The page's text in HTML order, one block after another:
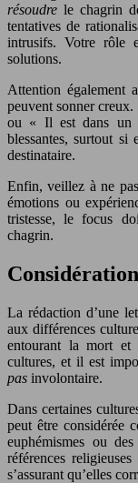
résoudre le chagrin
tentatives de
intrusifs. Votre rôle
solutions.
Attention également
peuvent sonner creux.
ou « Il est dans un
blessantes, surtout si
destinataire.
Enfin, veillez à ne
émotions ou
tristesse, le focus
chagrin.
La rédaction d’une
aux différences
entourant la mort et
cultures, et il est
pas involontaire.
Dans certaines
peut être considérée
euphémismes ou
références
s’assurant qu’elles